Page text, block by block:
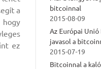
a
hogy
ez
bitcoinnal
2015-08-09
Az Európai
javasol a
2015-07-19
Bitcoinnal a